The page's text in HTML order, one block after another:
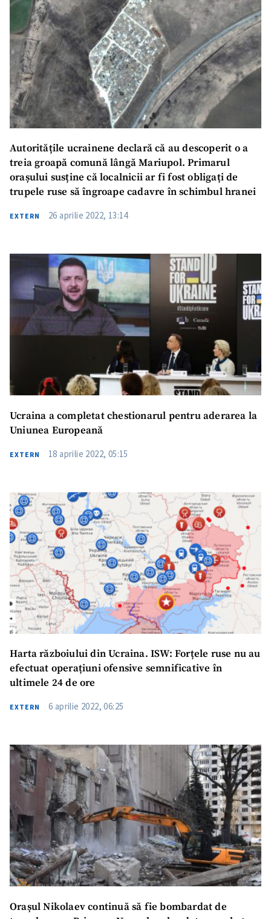
Autoritățile ucrainene declară că au descoperit o a
treia groapă comună lângă Mariupol. Primarul
orașului susține că localnicii ar fi fost obligați de
trupele ruse să îngroape cadavre în schimbul hranei
EXTERN 26 aprilie 2022, 13:14
Ucraina a completat chestionarul pentru aderarea la
Uniunea Europeană
EXTERN 18 aprilie 2022, 05:15
Harta războiului din Ucraina. ISW: Forțele ruse nu au
efectuat operațiuni ofensive semnificative în
ultimele 24 de ore
EXTERN 6 aprilie 2022, 06:25
Orașul Nikolaev continuă să fie bombardat de